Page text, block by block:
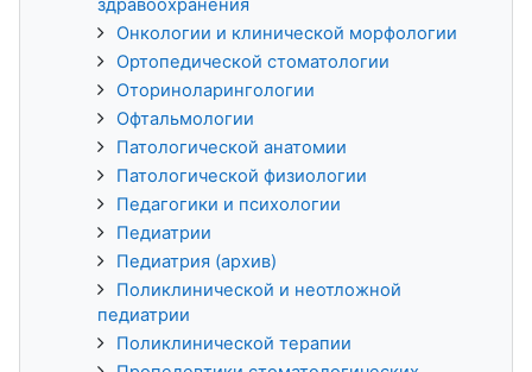
здравоохранения
Онкологии и клинической морфологии
Ортопедической стоматологии
Оториноларингологии
Офтальмологии
Патологической анатомии
Патологической физиологии
Педагогики и психологии
Педиатрии
Педиатрия (архив)
Поликлинической и неотложной
педиатрии
Поликлинической терапии